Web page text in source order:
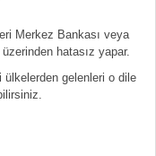
Merkez Bankası veya
hatasız yapar.
ülkelerden gelenleri o dile